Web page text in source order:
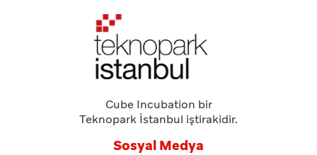
Cube Incubation bir
Teknopark İstanbul iştirakidir.
Sosyal Medya